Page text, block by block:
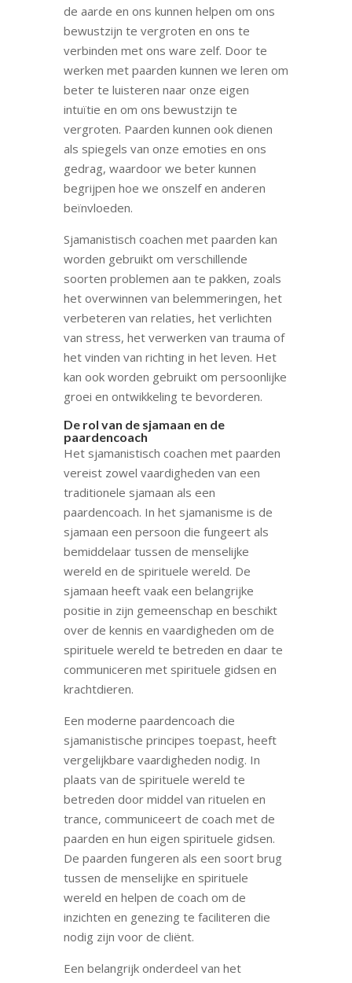
de aarde en ons kunnen helpen om ons
bewustzijn te vergroten en ons te
verbinden met ons ware zelf. Door te
werken met paarden kunnen we leren om
beter te luisteren naar onze eigen
intuïtie en om ons bewustzijn te
vergroten. Paarden kunnen ook dienen
als spiegels van onze emoties en ons
gedrag, waardoor we beter kunnen
begrijpen hoe we onszelf en anderen
beïnvloeden.
Sjamanistisch coachen met paarden kan
worden gebruikt om verschillende
soorten problemen aan te pakken, zoals
het overwinnen van belemmeringen, het
verbeteren van relaties, het verlichten
van stress, het verwerken van trauma of
het vinden van richting in het leven. Het
kan ook worden gebruikt om persoonlijke
groei en ontwikkeling te bevorderen.
De rol van de sjamaan en de
paardencoach
Het sjamanistisch coachen met paarden
vereist zowel vaardigheden van een
traditionele sjamaan als een
paardencoach. In het sjamanisme is de
sjamaan een persoon die fungeert als
bemiddelaar tussen de menselijke
wereld en de spirituele wereld. De
sjamaan heeft vaak een belangrijke
positie in zijn gemeenschap en beschikt
over de kennis en vaardigheden om de
spirituele wereld te betreden en daar te
communiceren met spirituele gidsen en
krachtdieren.
Een moderne paardencoach die
sjamanistische principes toepast, heeft
vergelijkbare vaardigheden nodig. In
plaats van de spirituele wereld te
betreden door middel van rituelen en
trance, communiceert de coach met de
paarden en hun eigen spirituele gidsen.
De paarden fungeren als een soort brug
tussen de menselijke en spirituele
wereld en helpen de coach om de
inzichten en genezing te faciliteren die
nodig zijn voor de cliënt.
Een belangrijk onderdeel van het